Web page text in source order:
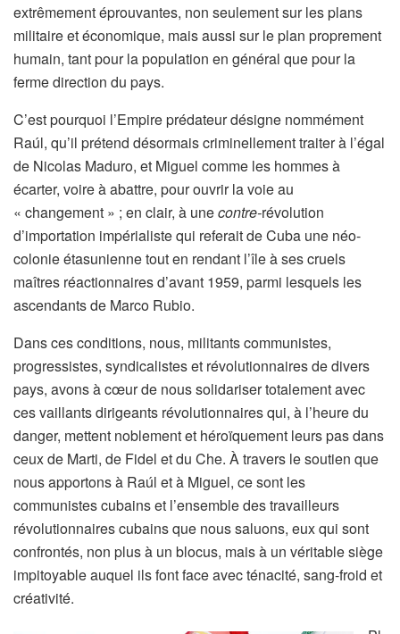
extrêmement éprouvantes, non seulement sur les plans
militaire et économique, mais aussi sur le plan proprement
humain, tant pour la population en général que pour la
ferme direction du pays.
C’est pourquoi l’Empire prédateur désigne nommément
Raúl, qu’il prétend désormais criminellement traiter à l’égal
de Nicolas Maduro, et Miguel comme les hommes à
écarter, voire à abattre, pour ouvrir la voie au
« changement » ; en clair, à unecontre-révolution
d’importation impérialiste qui referait de Cuba une néo-
colonie étasunienne tout en rendant l’île à ses cruels
maîtres réactionnaires d’avant 1959, parmi lesquels les
ascendants de Marco Rubio.
Dans ces conditions, nous, militants communistes,
progressistes, syndicalistes et révolutionnaires de divers
pays, avons à cœur de nous solidariser totalement avec
ces vaillants dirigeants révolutionnaires qui, à l’heure du
danger, mettent noblement et héroïquement leurs pas dans
ceux de Marti, de Fidel et du Che. À travers le soutien que
nous apportons à Raúl et à Miguel, ce sont les
communistes cubains et l’ensemble des travailleurs
révolutionnaires cubains que nous saluons, eux qui sont
confrontés, non plus à un blocus, mais à un véritable siège
impitoyable auquel ils font face avec ténacité, sang-froid et
créativité.